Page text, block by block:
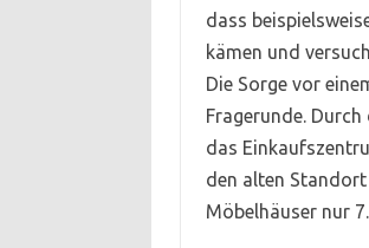
dass
kämen und
Die Sorge vor
Fragerunde.
das
den alten
Möbelhäuser nur